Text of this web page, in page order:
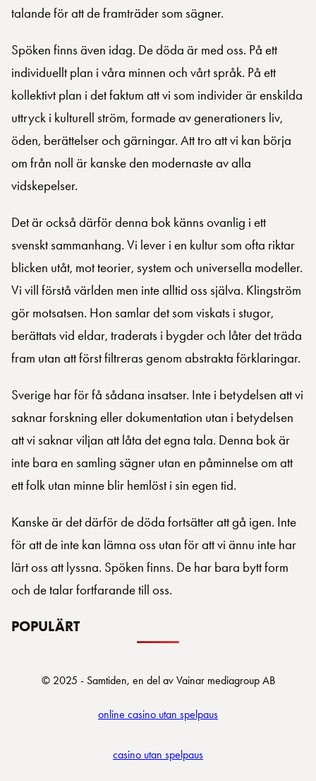
talande för att de framträder som sägner.
Spöken finns även idag. De döda är med oss. På ett
individuellt plan i våra minnen och vårt språk. På ett
kollektivt plan i det faktum att vi som individer är enskilda
uttryck i kulturell ström, formade av generationers liv,
öden, berättelser och gärningar. Att tro att vi kan börja
om från noll är kanske den modernaste av alla
vidskepelser.
Det är också därför denna bok känns ovanlig i ett
svenskt sammanhang. Vi lever i en kultur som ofta riktar
blicken utåt, mot teorier, system och universella modeller.
Vi vill förstå världen men inte alltid oss själva. Klingström
gör motsatsen. Hon samlar det som viskats i stugor,
berättats vid eldar, traderats i bygder och låter det träda
fram utan att först filtreras genom abstrakta förklaringar.
Sverige har för få sådana insatser. Inte i betydelsen att vi
saknar forskning eller dokumentation utan i betydelsen
att vi saknar viljan att låta det egna tala. Denna bok är
inte bara en samling sägner utan en påminnelse om att
ett folk utan minne blir hemlöst i sin egen tid.
Kanske är det därför de döda fortsätter att gå igen. Inte
för att de inte kan lämna oss utan för att vi ännu inte har
lärt oss att lyssna. Spöken finns. De har bara bytt form
och de talar fortfarande till oss.
POPULÄRT
© 2025 - Samtiden, en del av Vainar mediagroup AB
online casino utan spelpaus
casino utan spelpaus